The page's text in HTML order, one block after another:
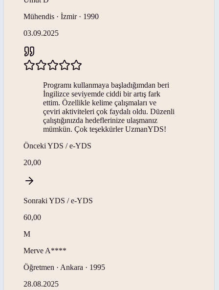
Mühendis · İzmir · 1990
03.09.2025
Programı kullanmaya başladığımdan beri
İngilizce seviyemde ciddi bir artış fark
ettim. Özellikle kelime çalışmaları ve
çeviri aktiviteleri çok faydalı oldu. Düzenli
çalıştığınızda hedeflerinize ulaşmanız
mümkün. Çok teşekkürler UzmanYDS!
Önceki YDS / e-YDS
20,00
Sonraki YDS / e-YDS
60,00
M
Merve A****
Öğretmen · Ankara · 1995
28.08.2025